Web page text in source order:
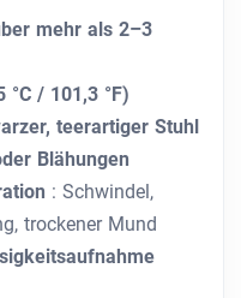
mehr als 2–3
°C / 101,3 °F)
teerartiger Stuhl
Blähungen
: Schwindel,
trockener Mund